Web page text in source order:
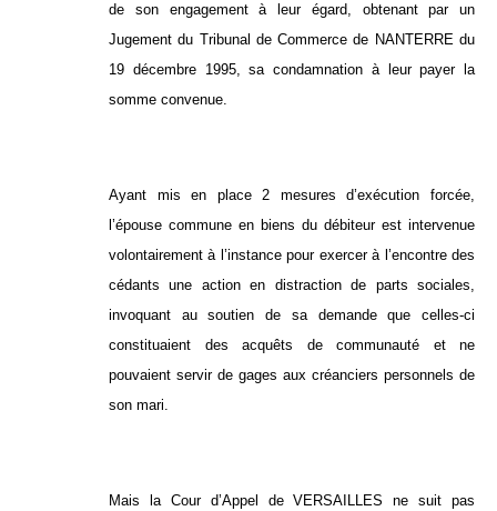
de son engagement à leur égard, obtenant par un
Jugement du Tribunal de Commerce de NANTERRE du
19 décembre 1995, sa condamnation à leur payer la
somme convenue.
Ayant mis en place 2 mesures d’exécution forcée,
l’épouse commune en biens du débiteur est intervenue
volontairement à l’instance pour exercer à l’encontre des
cédants une action en distraction de parts sociales,
invoquant au soutien de sa demande que celles-ci
constituaient des acquêts de communauté et ne
pouvaient servir de gages aux créanciers personnels de
son mari.
Mais la Cour d’Appel de VERSAILLES ne suit pas